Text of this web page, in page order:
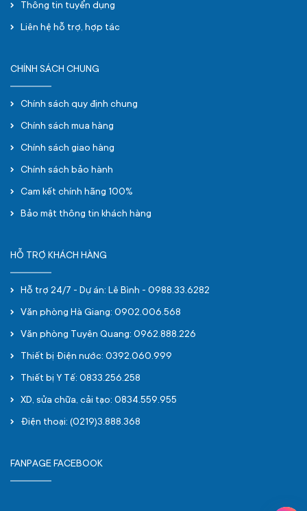
Thông tin tuyển dụng
Liên hệ hỗ trợ, hợp tác
CHÍNH SÁCH CHUNG
Chính sách quy định chung
Chính sách mua hàng
Chính sách giao hàng
Chính sách bảo hành
Cam kết chính hãng 100%
Bảo mật thông tin khách hàng
HỖ TRỢ KHÁCH HÀNG
Hỗ trợ 24/7 - Dự án: Lê Bình - 0988.33.6282
Văn phòng Hà Giang: 0902.006.568
Văn phòng Tuyên Quang: 0962.888.226
Thiết bị Điện nước: 0392.060.999
Thiết bị Y Tế: 0833.256.258
XD, sửa chữa, cải tạo: 0834.559.955
Điện thoại: (0219)3.888.368
FANPAGE FACEBOOK